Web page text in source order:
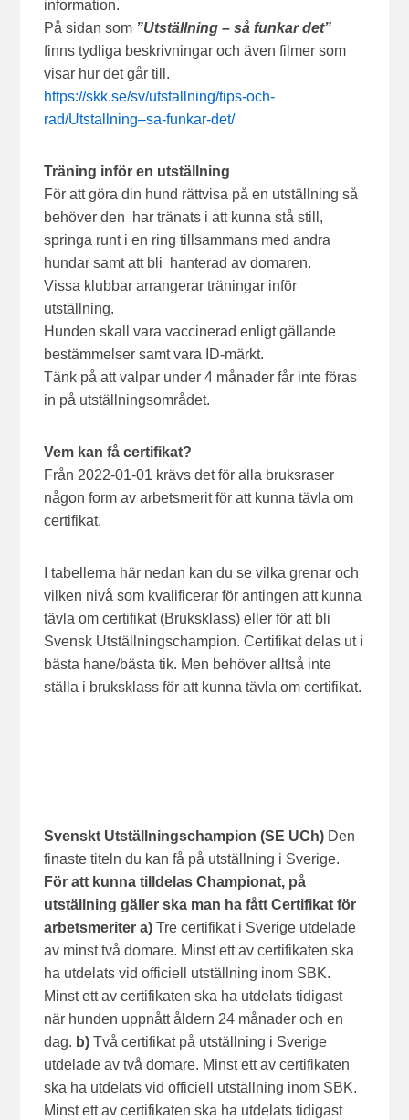
information.
På sidan som ”Utställning – så funkar det”
finns tydliga beskrivningar och även filmer som
visar hur det går till.
https://skk.se/sv/utstallning/tips-och-
rad/Utstallning–sa-funkar-det/
Träning inför en utställning
För att göra din hund rättvisa på en utställning så
behöver den har tränats i att kunna stå still,
springa runt i en ring tillsammans med andra
hundar samt att bli hanterad av domaren.
Vissa klubbar arrangerar träningar inför
utställning.
Hunden skall vara vaccinerad enligt gällande
bestämmelser samt vara ID-märkt.
Tänk på att valpar under 4 månader får inte föras
in på utställningsområdet.
Vem kan få certifikat?
Från 2022-01-01 krävs det för alla bruksraser
någon form av arbetsmerit för att kunna tävla om
certifikat.
I tabellerna här nedan kan du se vilka grenar och
vilken nivå som kvalificerar för antingen att kunna
tävla om certifikat (Bruksklass) eller för att bli
Svensk Utställningschampion. Certifikat delas ut i
bästa hane/bästa tik. Men behöver alltså inte
ställa i bruksklass för att kunna tävla om certifikat.
Svenskt Utställningschampion (SE UCh) Den
finaste titeln du kan få på utställning i Sverige.
För att kunna tilldelas Championat, på
utställning gäller ska man ha fått Certifikat för
arbetsmeriter a)Tre certifikat i Sverige utdelade
av minst två domare. Minst ett av certifikaten ska
ha utdelats vid officiell utställning inom SBK.
Minst ett av certifikaten ska ha utdelats tidigast
när hunden uppnått åldern 24 månader och en
dag. b)Två certifikat på utställning i Sverige
utdelade av två domare. Minst ett av certifikaten
ska ha utdelats vid officiell utställning inom SBK.
Minst ett av certifikaten ska ha utdelats tidigast